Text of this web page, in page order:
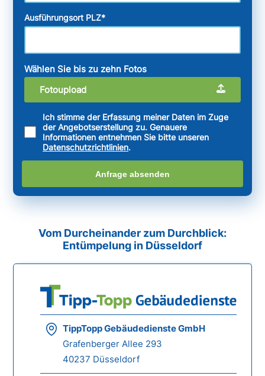
Ausführungsort PLZ*
Wählen Sie bis zu zehn Fotos
Fotoupload
Ich stimme der Erfassung meiner Daten im Zuge
der Angebotserstellung zu. Genauere
Informationen entnehmen Sie bitte unseren
Datenschutzrichtlinien.
Anfrage absenden
Vom Durcheinander zum Durchblick:
Entümpelung in Düsseldorf
TippTopp Gebäudedienste GmbH
Grafenberger Allee 293
40237 Düsseldorf